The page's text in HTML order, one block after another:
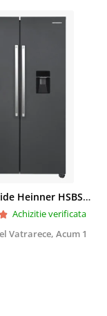
Side by Side Heinner HSBS-HM439NFINVDGWDE++, Total No Frost, Compresor Inverter, Dozator Apa, Display Touch LED, 439 L, Clasa E, Gri Antracit Texturat
Achizitie verificata
Vatrarece, Acum 1